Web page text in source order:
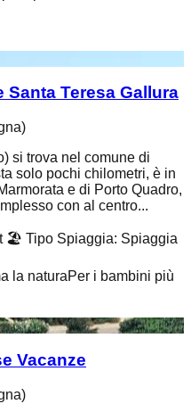
Santa Teresa Gallura
si trova nel comune di
solo pochi chilometri, è in
e di Porto Quadro,
con al centro...
🏖️ Tipo Spiaggia: Spiaggia
la naturaPer i bambini più
Vacanze